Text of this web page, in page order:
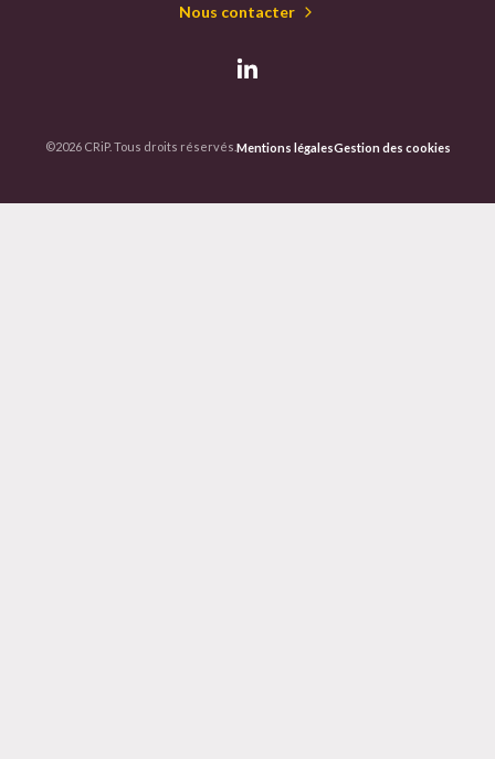
Nous contacter
©2026 CRiP. Tous droits réservés.Mentions légalesGestion des cookies